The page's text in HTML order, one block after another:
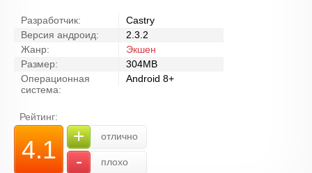
Разработчик:
Castry
Версия андроид:
2.3.2
Жанр:
Экшен
Размер:
304MB
Операционная
система:
Android 8+
Рейтинг:
4.1 + отлично
-
плохо